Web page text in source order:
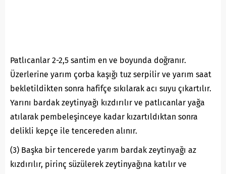
Patlıcanlar 2-2,5 santim en ve boyunda doğranır.
Üzerlerine yarım çorba kaşığı tuz serpilir ve yarım saat
bekletildikten sonra hafifçe sıkılarak acı suyu çıkartılır.
Yarını bardak zeytinyağı kızdırılır ve patlıcanlar yağa
atılarak pembeleşinceye kadar kızartıldıktan sonra
delikli kepçe ile tencereden alınır.
(3) Başka bir tencerede yarım bardak zeytinyağı az
kızdırılır, pirinç süzülerek zeytinyağına katılır ve